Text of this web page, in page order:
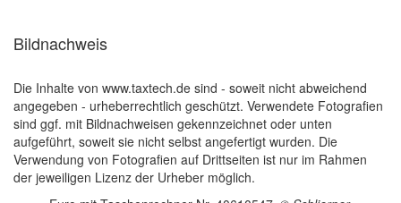
Bildnachweis
Die Inhalte von www.taxtech.de sind - soweit nicht abweichend
angegeben - urheberrechtlich geschützt. Verwendete Fotografien
sind ggf. mit Bildnachweisen gekennzeichnet oder unten
aufgeführt, soweit sie nicht selbst angefertigt wurden. Die
Verwendung von Fotografien auf Drittseiten ist nur im Rahmen
der jeweiligen Lizenz der Urheber möglich.